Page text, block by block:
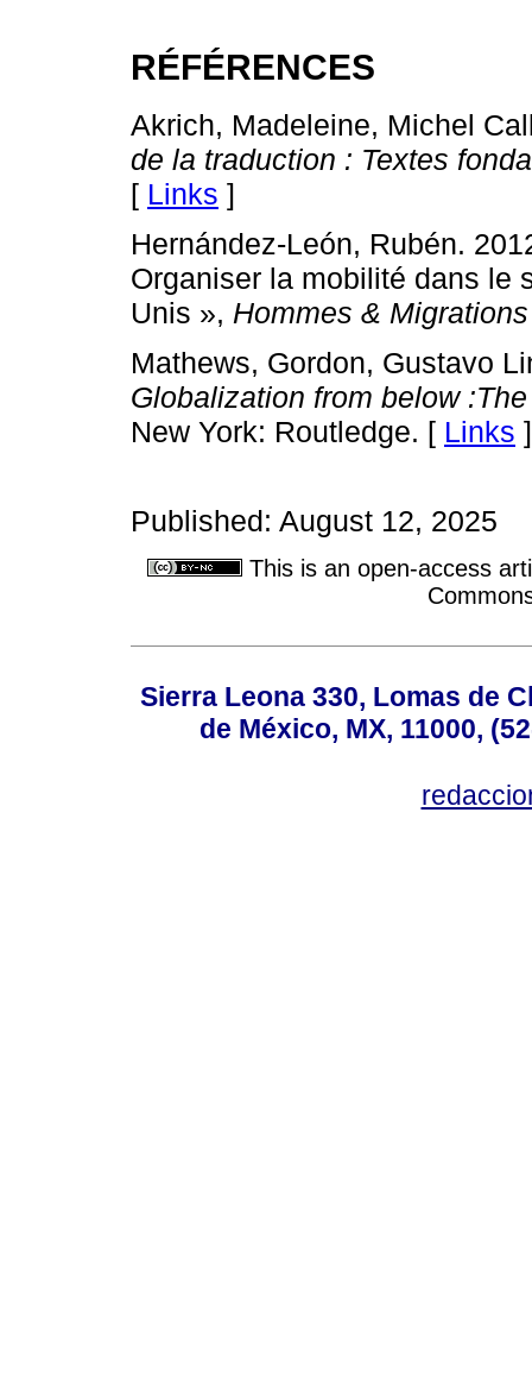
RÉFÉRENCES
Akrich, Madeleine, Michel
de la traduction : Textes
[ Links ]
Hernández-León, Rubén.
Organiser la mobilité dans le
Unis », Hommes & Migrations
Mathews, Gordon, Gustavo
Globalization from below
New York: Routledge. [ Links ]
Published: August 12, 2025
This is an open-access
Sierra Leona 330, Lomas de
de México, MX, 11000,